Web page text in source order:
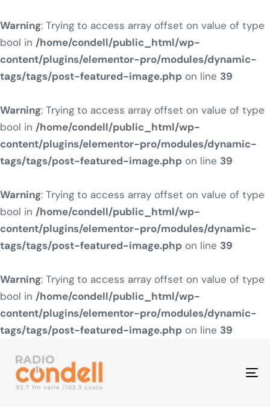
Warning: Trying to access array offset on value of type
bool in /home/condell/public_html/wp-
content/plugins/elementor-pro/modules/dynamic-
tags/tags/post-featured-image.php on line 39
Warning: Trying to access array offset on value of type
bool in /home/condell/public_html/wp-
content/plugins/elementor-pro/modules/dynamic-
tags/tags/post-featured-image.php on line 39
Warning: Trying to access array offset on value of type
bool in /home/condell/public_html/wp-
content/plugins/elementor-pro/modules/dynamic-
tags/tags/post-featured-image.php on line 39
Warning: Trying to access array offset on value of type
bool in /home/condell/public_html/wp-
content/plugins/elementor-pro/modules/dynamic-
tags/tags/post-featured-image.php on line 39